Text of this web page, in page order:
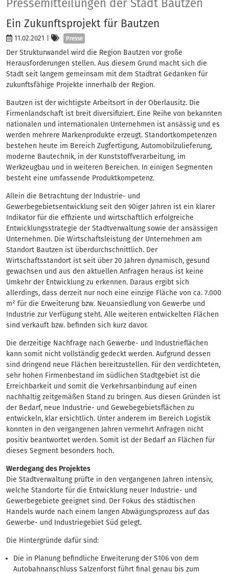
Pressemitteilungen der Stadt Bautzen
Ein Zukunftsprojekt für Bautzen
11.02.2021 Kategorien
Presse
Der Strukturwandel wird die Region Bautzen vor große
Herausforderungen stellen. Aus diesem Grund macht sich die
Stadt seit langem gemeinsam mit dem Stadtrat Gedanken für
zukunftsfähige Projekte innerhalb der Region.
Bautzen ist der wichtigste Arbeitsort in der Oberlausitz. Die
Firmenlandschaft ist breit diversifiziert. Eine Reihe von bekannten
nationalen und internationalen Unternehmen ist ansässig und es
werden mehrere Markenprodukte erzeugt. Standortkompetenzen
bestehen heute im Bereich Zugfertigung, Automobilzulieferung,
moderne Bautechnik, in der Kunststoffverarbeitung, im
Werkzeugbau und in weiteren Bereichen. In einigen Segmenten
besteht eine umfassende Produktkompetenz.
Allein die Betrachtung der Industrie- und
Gewerbegebietsentwicklung seit den 90iger Jahren ist ein klarer
Indikator für die effiziente und wirtschaftlich erfolgreiche
Entwicklungsstrategie der Stadtverwaltung sowie der ansässigen
Unternehmen. Die Wirtschaftsleistung der Unternehmen am
Standort Bautzen ist überdurchschnittlich. Der
Wirtschaftsstandort ist seit über 20 Jahren dynamisch, gesund
gewachsen und aus den aktuellen Anfragen heraus ist keine
Umkehr der Entwicklung zu erkennen. Daraus ergibt sich
allerdings, dass derzeit nur noch eine einzige Fläche von ca. 7.000
m² für die Erweiterung bzw. Neuansiedlung von Gewerbe und
Industrie zur Verfügung steht. Alle weiteren entwickelten Flächen
sind verkauft bzw. befinden sich kurz davor.
Die derzeitige Nachfrage nach Gewerbe- und Industrieflächen
kann somit nicht vollständig gedeckt werden. Aufgrund dessen
sind dringend neue Flächen bereitzustellen. Für den verdichteten,
sehr hohen Firmenbestand im südlichen Stadtgebiet ist die
Erreichbarkeit und somit die Verkehrsanbindung auf einen
nachhaltig zeitgemäßen Stand zu bringen. Aus diesen Gründen ist
der Bedarf, neue Industrie- und Gewebegebietsflächen zu
entwickeln, klar ersichtlich. Unter anderem im Bereich Logistik
konnten in den vergangenen Jahren vermehrt Anfragen nicht
positiv beantwortet werden. Somit ist der Bedarf an Flächen für
dieses Segment besonders hoch.
Werdegang des Projektes
Die Stadtverwaltung prüfte in den vergangenen Jahren intensiv,
welche Standorte für die Entwicklung neuer Industrie- und
Gewerbegebiete geeignet sind. Der Fokus des städtischen
Handels wurde nach einem langen Abwägungsprozess auf das
Gewerbe- und Industriegebiet Süd gelegt.
Die Hintergründe dafür sind:
Die in Planung befindliche Erweiterung der S106 von dem
Autobahnanschluss Salzenforst führt final genau bis zum